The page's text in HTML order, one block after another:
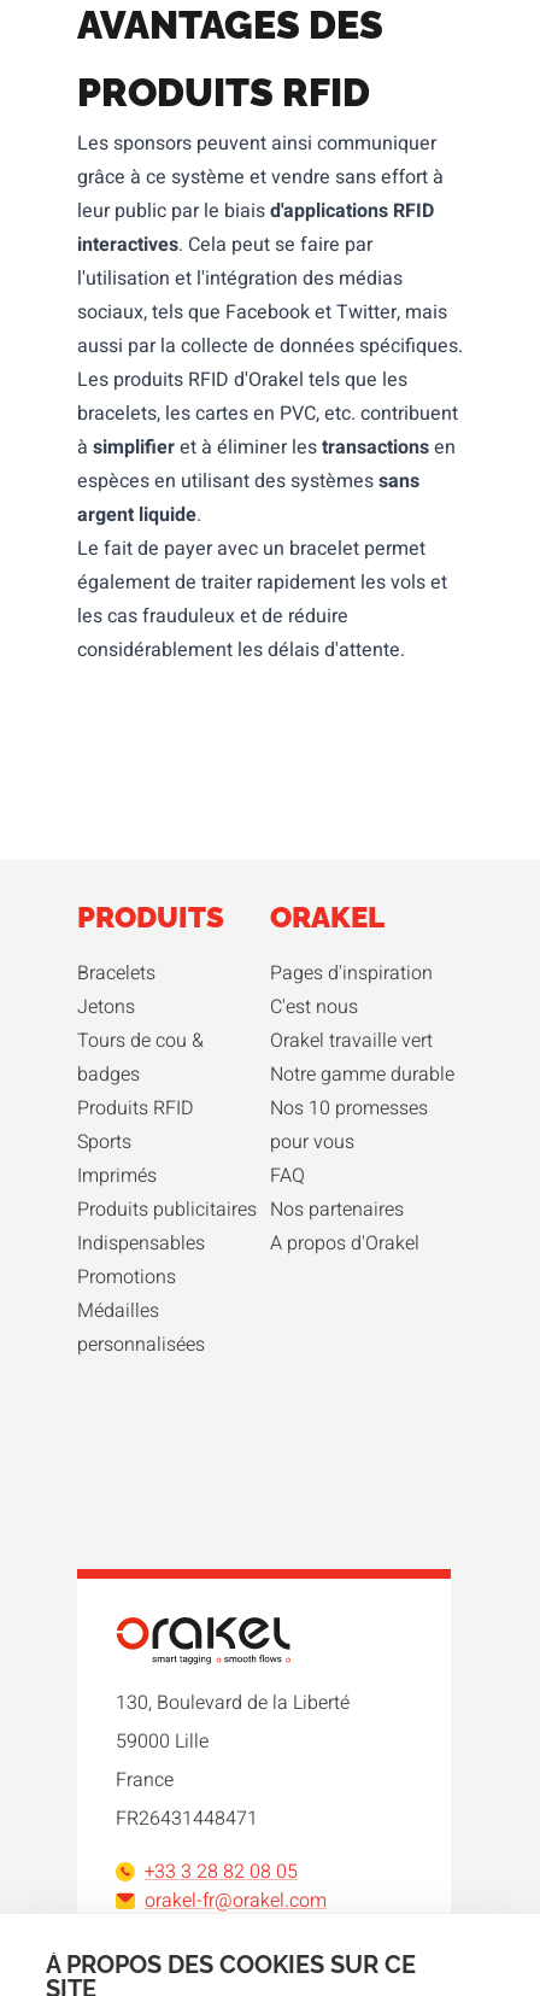
À PROPOS DES COOKIES SUR CE
SITE
AVANTAGES DES
PRODUITS RFID
Les sponsors peuvent ainsi communiquer
grâce à ce système et vendre sans effort à
leur public par le biaisd'applications RFID
interactives. Cela peut se faire par
l'utilisation et l'intégration des médias
sociaux, tels que Facebook et Twitter, mais
aussi par la collecte de données spécifiques.
Les produits RFID d'Orakel tels que les
bracelets, les cartes en PVC, etc. contribuent
à simplifieret à éliminer lestransactionsen
espèces en utilisant des systèmessans
argent liquide.
Le fait de payer avec un bracelet permet
également de traiter rapidement les vols et
les cas frauduleux et de réduire
considérablement les délais d'attente.
PRODUITS
Bracelets
Jetons
Tours de cou &
badges
Produits RFID
Sports
Imprimés
Produits publicitaires
Indispensables
Promotions
Médailles
personnalisées
ORAKEL
Pages d'inspiration
C'est nous
Orakel travaille vert
Notre gamme durable
Nos 10 promesses
pour vous
FAQ
Nos partenaires
A propos d'Orakel
130, Boulevard de la Liberté
59000 Lille
France
FR26431448471
+33 3 28 82 08 05
orakel-fr@orakel.com
FacebookInstagram
LinkedInWhatsApp
YouTube